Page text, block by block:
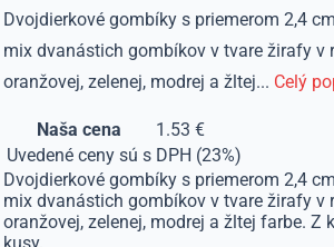
Dvojdierkové gombíky s priemerom 2,4
mix dvanástich gombíkov v tvare žirafy v
oranžovej, zelenej, modrej a žltej... Celý
Naša cena
1.53 €
Uvedené ceny sú s DPH (23%)
Dvojdierkové gombíky s priemerom 2,4
mix dvanástich gombíkov v tvare žirafy v
oranžovej, zelenej, modrej a žltej farbe. Z